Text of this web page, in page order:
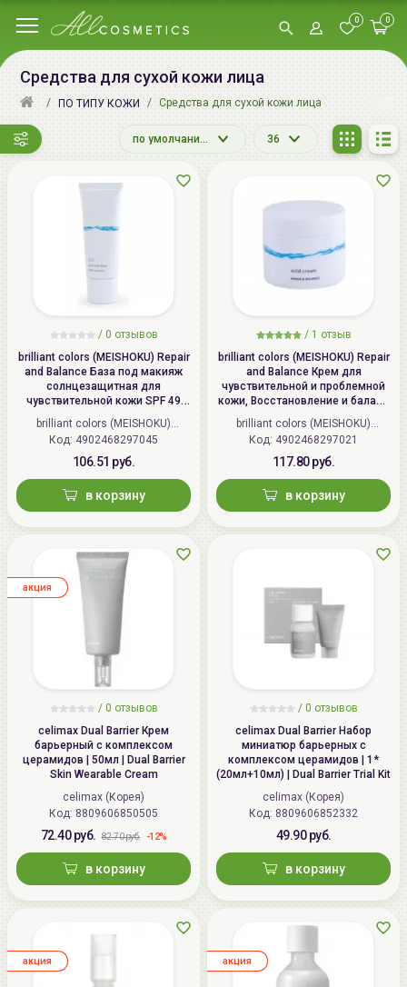
0 0
Средства для сухой кожи лица
ПО ТИПУ КОЖИ Средства для сухой кожи лица
по умолчанию 36
/ 0 отзывов
brilliant colors (MEISHOKU) Repair
and Balance База под макияж
солнцезащитная для
чувствительной кожи SPF 49
PA+++, Восстановление и
баланс | 40г | Repair and Balance
Skin Care UV Base SPF 49 PA+++
brilliant colors (MEISHOKU)
(Япония)
Код: 4902468297045
106.51 руб.
в корзину
/ 1 отзыв
brilliant colors (MEISHOKU) Repair
and Balance Крем для
чувствительной и проблемной
кожи, Восстановление и баланс
| 45г | Repair and Balance Mild
Cream
brilliant colors (MEISHOKU)
(Япония)
Код: 4902468297021
117.80 руб.
в корзину
/ 0 отзывов
celimax Dual Barrier Крем
барьерный с комплексом
церамидов | 50мл | Dual Barrier
Skin Wearable Cream
celimax (Корея)
Код: 8809606850505
72.40 руб. 82.70 руб. -12%
в корзину
aкция
/ 0 отзывов
celimax Dual Barrier Набор
миниатюр барьерных с
комплексом церамидов | 1*
(20мл+10мл) | Dual Barrier Trial Kit
celimax (Корея)
Код: 8809606852332
49.90 руб.
в корзину
aкция aкция